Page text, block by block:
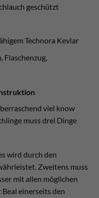
geschützt
Technora Kevlar
Flaschenzug,
viel know
muss drei Dinge
wird durch den
Zweitens muss
mit allen möglichen
einerseits den